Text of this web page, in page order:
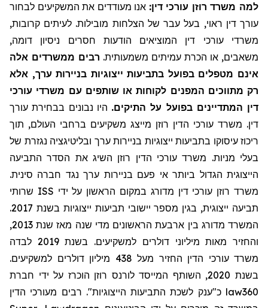
למה משרד רוזן עורכי דין: אנו מעודדים את המשקיעים לבחור
עורך דין ראוי, בעל עבר של הצלחות מובילות. לעיתים קרובות,
משרדי עורכי דין המוציאים הודעות חסרים ניסיון דומה,
משאבים, או הכרת עמיתים משמעותית. רבים ממשרדים אלה
אינם מטפלים בפועל בתביעות ייצוגיות בניירות ערך, אלא
רק מתווכים המפנים לקוחות או שותפים עם משרדי עורכי
דין המתדיינים בפועל על התיקים. היו נבונים בבחירת עורך
דין. משרד עורכי הדין רוזן מייצג משקיעים ברחבי העולם, תוך
ריכוז עיסוקו בתביעות ייצוגיות בניירות ערך ובליטיגציה נגזרת של
בעלי מניות. משרד עורכי הדין רוזן השיג את הסדר התביעה
הייצוגית הגדול ביותר אי פעם בניירות ערך נגד חברה סינית.
משרד רוזן עורכי דין מדורג במקום הראשון על ידי ISS שרותי
תביעה ייצוגית, בגין מספר יישובי תביעות ייצוגיות בשנת 2017.
המשרד מדורג בין ארבעת הראשונים מדי שנה מאז שנת 2013,
והחזיר מאות מיליוני דולרים למשקיעים. בשנת 2019 לבדה
משרד עורכי הדין החזיר מעל
438 מיליון דולרים למשקיעים.
בשנת 2020, השותף המייסד לורנס רוזן הוכרז על ידי חברת
law360 כ"ענק לשכת התביעות הייצוגיות". רבים מעורכי הדין